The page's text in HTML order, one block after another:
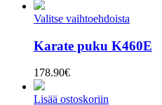
Valitse vaihtoehdoista
Karate puku K460E
178.90€
Lisää ostoskoriin